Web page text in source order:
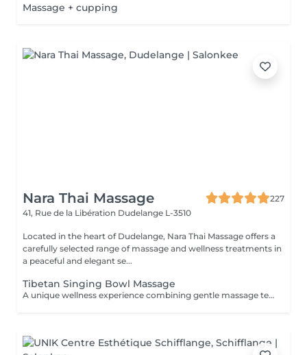
Massage + cupping
Nara Thai Massage
227
41, Rue de la Libération Dudelange L-3510
Located in the heart of Dudelange, Nara Thai Massage offers a
carefully selected range of massage and wellness treatments in
a peaceful and elegant se...
Tibetan Singing Bowl Massage
A unique wellness experience combining gentle massage techniques, aromatic oils, and the soothing sounds of Tibetan singing bowls. The harmonious vibrations and calming tones create a deeply immersive atmosphere, helping you disconnect from daily stress and enjoy a moment of complete tranquility.